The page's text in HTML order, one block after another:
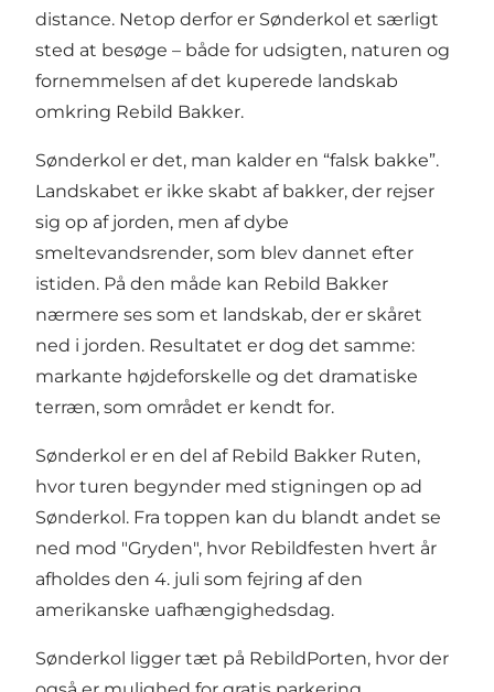
distance. Netop derfor er Sønderkol et særligt
sted at besøge – både for udsigten, naturen og
fornemmelsen af det kuperede landskab
omkring Rebild Bakker.
Sønderkol er det, man kalder en “falsk bakke”.
Landskabet er ikke skabt af bakker, der rejser
sig op af jorden, men af dybe
smeltevandsrender, som blev dannet efter
istiden. På den måde kan Rebild Bakker
nærmere ses som et landskab, der er skåret
ned i jorden. Resultatet er dog det samme:
markante højdeforskelle og det dramatiske
terræn, som området er kendt for.
Sønderkol er en del af Rebild Bakker Ruten,
hvor turen begynder med stigningen op ad
Sønderkol. Fra toppen kan du blandt andet se
ned mod "Gryden", hvor Rebildfesten hvert år
afholdes den 4. juli som fejring af den
amerikanske uafhængighedsdag.
Sønderkol ligger tæt på RebildPorten, hvor der